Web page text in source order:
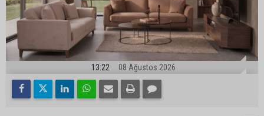
13:22 08 Ağustos 2026